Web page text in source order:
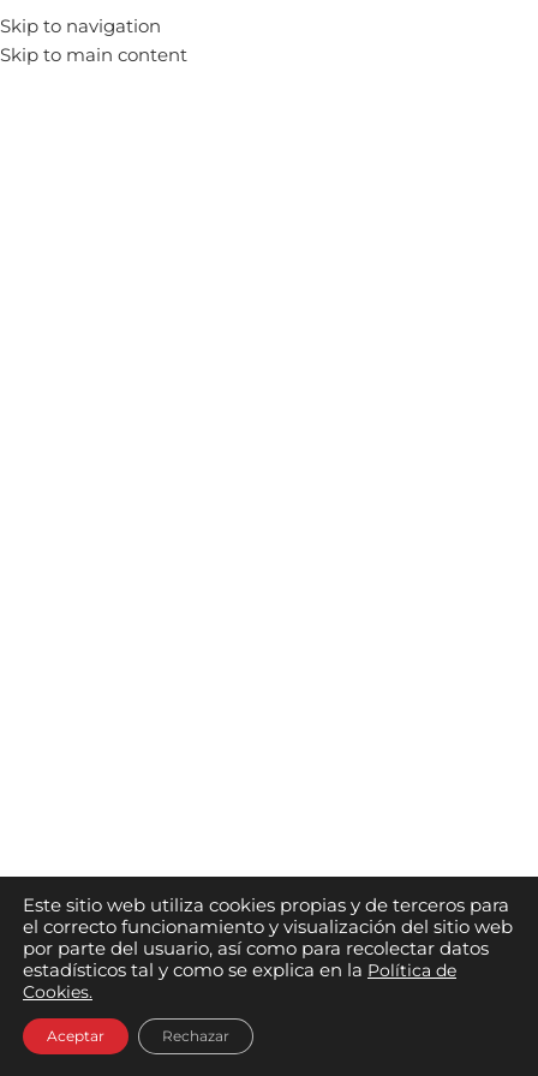
Skip to navigation
Skip to main content
Este sitio web utiliza cookies propias y de terceros para
el correcto funcionamiento y visualización del sitio web
por parte del usuario, así como para recolectar datos
estadísticos tal y como se explica en la Política de
Cookies.
Aceptar Rechazar